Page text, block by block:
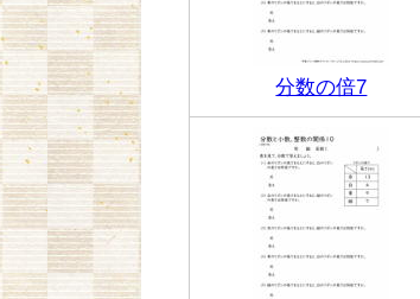
分数の倍7